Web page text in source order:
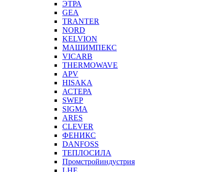
ЭТРА
GEA
TRANTER
NORD
KELVION
МАШИМПЕКС
VICARB
THERMOWAVE
APV
HISAKA
АСТЕРА
SWEP
SIGMA
ARES
CLEVER
ФЕНИКС
DANFOSS
ТЕПЛОСИЛА
Промстройиндустрия
LHE